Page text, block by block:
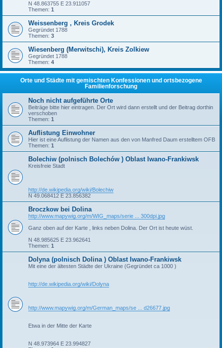
N 48.863755 E 23.911057
Themen: 1
Weissenberg , Kreis Grodek
Gegründet 1788
Themen: 3
Wiesenberg (Merwitschi), Kreis Zolkiew
Gegründet 1788
Themen: 4
Orte und Städte mit gemischten Konfessionen und ortsbezogene
Familienforschung
Noch nicht aufgeführte Orte
Beiträge bitte hier eintragen. Der Ort wird dann erstellt und der Beitrag dorthin
verschoben
Themen: 1
Auflistung Einwohner
Hier ist eine Auflistung der Namen aus den von Manfred Daum erstelltem OFB
Themen: 1
Bolechiw (polnisch Bolechów ) Oblast Iwano-Frankiwsk
Kreisfreie Stadt
http://de.wikipedia.org/wiki/Bolechiw
N 49.068412 E 23.856382
Broczkow bei Dolina
http://www.mapywig.org/m/WIG_maps/serie ... 300dpi.jpg
Ganz oben auf der Karte , links neben Dolina. Der Ort ist heute wüst.
N 48.985625 E 23.962641
Themen: 1
Dolyna (polnisch Dolina ) Oblast Iwano-Frankiwsk
Mit eine der ältesten Städte der Ukraine (Gegründet ca 1000 )
http://de.wikipedia.org/wiki/Dolyna
http://www.mapywig.org/m/German_maps/se ... d26677.jpg
Etwa in der Mitte der Karte
N 48.973964 E 23.994827